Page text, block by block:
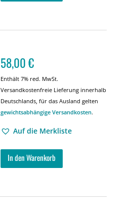
58,00€
Enthält 7% red. MwSt.
Versandkostenfreie Lieferung innerhalb
Deutschlands, für das Ausland gelten
gewichtsabhängige Versandkosten.
Auf die Merkliste
In den Warenkorb